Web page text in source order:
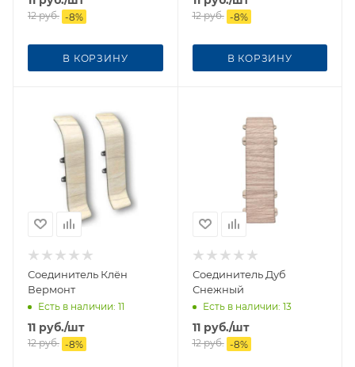
12руб. -8%
В КОРЗИНУ
12руб. -8%
В КОРЗИНУ
Соединитель Клён
Вермонт
Есть в наличии: 11
11 руб./шт
12руб. -8%
Соединитель Дуб
Снежный
Есть в наличии: 13
11руб./шт
12руб. -8%